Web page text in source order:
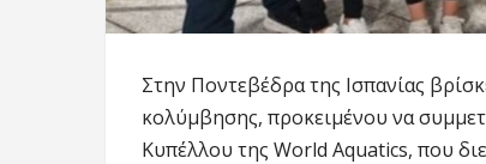
Στην Ποντεβέδρα της Ισπανίας
κολύμβησης, προκειμένου να
Κυπέλλου της World Aquatics, που